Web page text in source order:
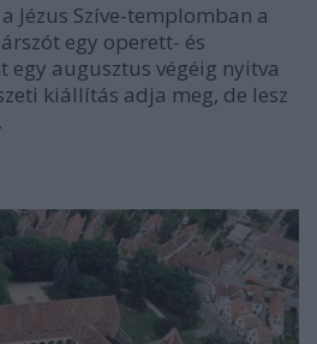
Jézus Szíve-templomban a
egy operett- és
augusztus végéig nyitva
kiállítás adja meg, de lesz